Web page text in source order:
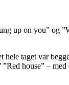
up on you” og
taget var
house” –